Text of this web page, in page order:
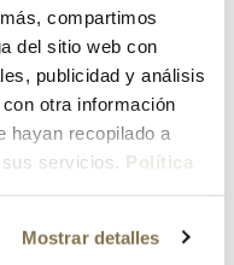
compartimos
del sitio web con
publicidad y análisis
otra información
hayan recopilado a
servicios. Política
Mostrar detalles